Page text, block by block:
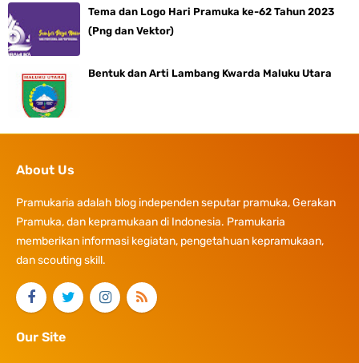
Tema dan Logo Hari Pramuka ke-62 Tahun 2023
(Png dan Vektor)
Bentuk dan Arti Lambang Kwarda Maluku Utara
About Us
Pramukaria adalah blog independen seputar pramuka, Gerakan
Pramuka, dan kepramukaan di Indonesia. Pramukaria
memberikan informasi kegiatan, pengetahuan kepramukaan,
dan scouting skill.
Our Site